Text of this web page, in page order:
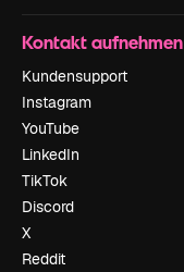
Kontakt aufnehmen
Kundensupport
Instagram
YouTube
LinkedIn
TikTok
Discord
X
Reddit